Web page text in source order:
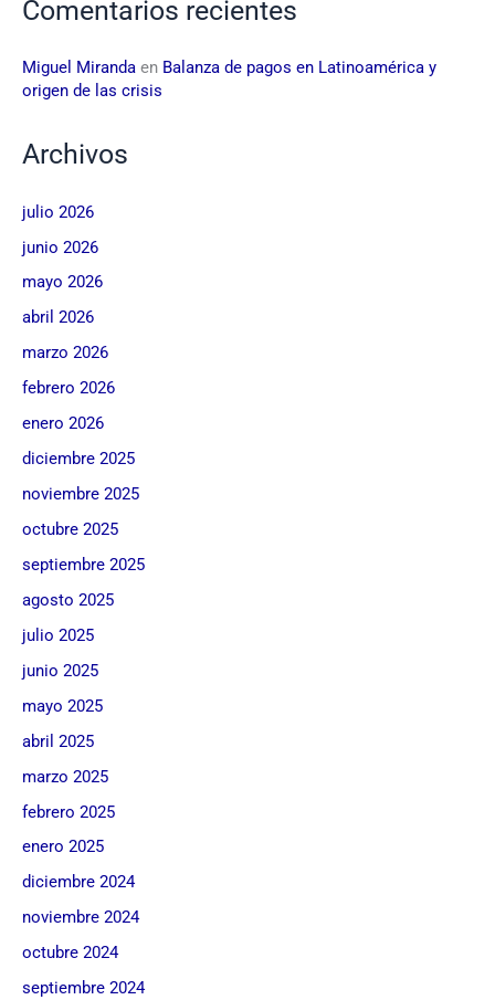
Comentarios recientes
Miguel Miranda en Balanza de pagos en Latinoamérica y
origen de las crisis
Archivos
julio 2026
junio 2026
mayo 2026
abril 2026
marzo 2026
febrero 2026
enero 2026
diciembre 2025
noviembre 2025
octubre 2025
septiembre 2025
agosto 2025
julio 2025
junio 2025
mayo 2025
abril 2025
marzo 2025
febrero 2025
enero 2025
diciembre 2024
noviembre 2024
octubre 2024
septiembre 2024